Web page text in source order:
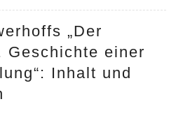
„Der
Geschichte einer
Inhalt und